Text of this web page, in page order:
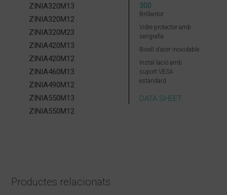
ZINIA320M13
ZINIA320M12
ZINIA320M23
ZINIA420M13
ZINIA420M12
ZINIA460M13
ZINIA490M12
ZINIA550M13
ZINIA550M12
300
Brillantor
Vidre protector amb
serigrafia
Bisell d’acer inoxidable
Instal·lació amb
suport VESA
estàndard
DATA SHEET
Productes relacionats